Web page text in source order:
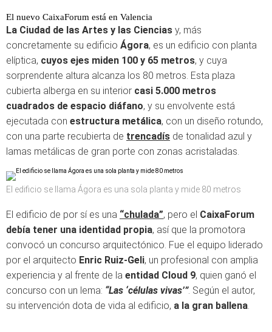
El nuevo CaixaForum está en Valencia
La Ciudad de las Artes y las Ciencias y, más
concretamente su edificio Ágora, es un edificio con planta
elíptica, cuyos ejes miden 100 y 65 metros, y cuya
sorprendente altura alcanza los 80 metros. Esta plaza
cubierta alberga en su interior casi 5.000 metros
cuadrados de espacio diáfano, y su envolvente está
ejecutada con estructura metálica, con un diseño rotundo,
con una parte recubierta de trencadís de tonalidad azul y
lamas metálicas de gran porte con zonas acristaladas.
El edificio se llama Ágora es una sola planta y mide 80 metros
El edificio de por sí es una “chulada”, pero el CaixaForum
debía tener una identidad propia, así que la promotora
convocó un concurso arquitectónico. Fue el equipo liderado
por el arquitecto Enric Ruiz-Geli, un profesional con amplia
experiencia y al frente de la entidad Cloud 9, quien ganó el
concurso con un lema: “Las ‘células vivas’”. Según el autor,
su intervención dota de vida al edificio, a la gran ballena.